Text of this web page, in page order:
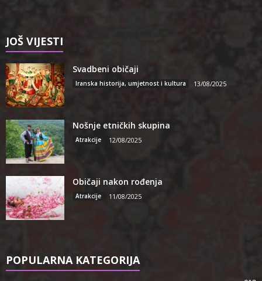
JOŠ VIJESTI
Svadbeni običaji
Iranska historija, umjetnost i kultura 13/08/2025
Nošnje etničkih skupina
Atrakcije 12/08/2025
Običaji nakon rođenja
Atrakcije 11/08/2025
POPULARNA KATEGORIJA